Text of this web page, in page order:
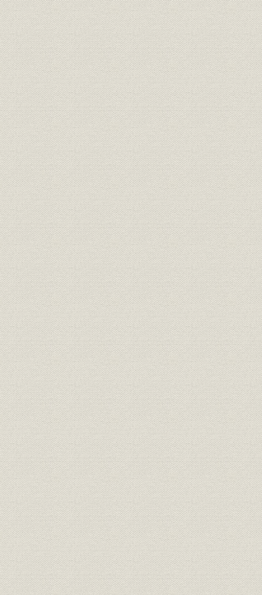
株式
政府保有株式の売却//株式売却の
概要
1985年度
平成6年度
株式
株主構成の推移//所有者別状況//
株主数
1985年度
平成6年度
株式
株主構成の推移//所有者別状況//
所有株式数
1985年度
平成6年度
株式
株主構成の推移//所有数別状況//
株主数
1985年度
平成6年度
株式
株主構成の推移//所有数別状況//
所有株式数
1985年度
平成6年度
株式 大株主の変遷
1986年(昭
~1995年(
財務・業績 資金調達の推移
1985年度
平成6年度
財務・業績 資金調達 1985年度
売上;財務・業績 売上高・経常利益の推移
1985年度
平成6年度
売上;財務・業績 売上高・経常利益 1985年度
売上;財務・業績 事業部別収支の推移
1992年度
平成6年
財務・業績
事業部別収支の推移//〔参考〕事
業部別財産目録
1992年度
平成6年
財務・業績 事業部別収支の推移//収支率 1992年度